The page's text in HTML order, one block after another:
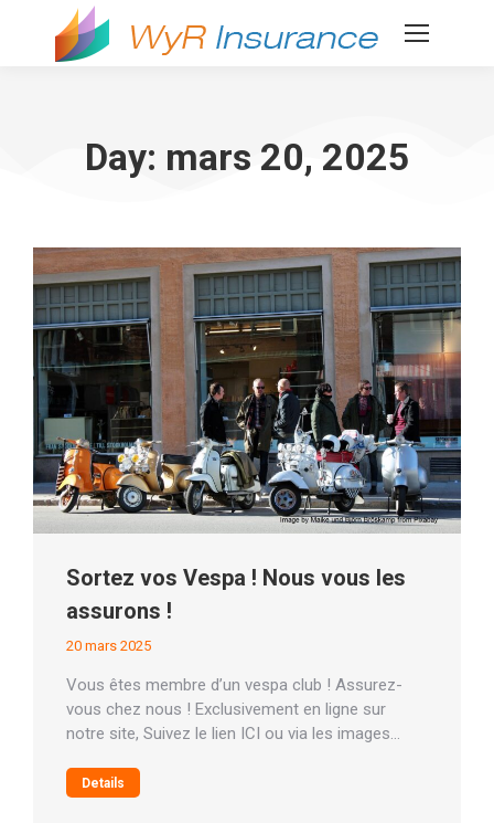
Day: mars 20, 2025
Sortez vos Vespa ! Nous vous les
assurons !
20 mars 2025
Vous êtes membre d’un vespa club ! Assurez-
vous chez nous ! Exclusivement en ligne sur
notre site, Suivez le lien ICI ou via les images…
Details